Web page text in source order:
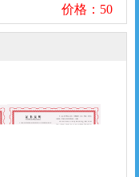
价格：50